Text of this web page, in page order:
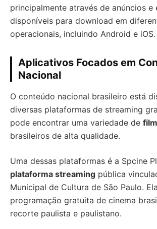
principalmente através de anúncios e
disponíveis para download em
operacionais, incluindo Android e iOS.
Aplicativos Focados em
Nacional
O conteúdo nacional brasileiro está
diversas plataformas de streaming
pode encontrar uma variedade de
brasileiros de alta qualidade.
Uma dessas plataformas é a Spcine
plataforma streaming pública
Municipal de Cultura de São Paulo.
programação gratuita de cinema
recorte paulista e paulistano.